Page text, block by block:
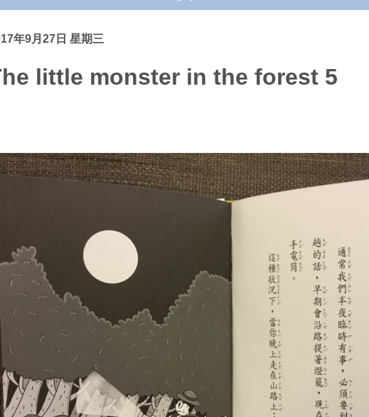
年9月27日 星期三
little monster in the forest 5